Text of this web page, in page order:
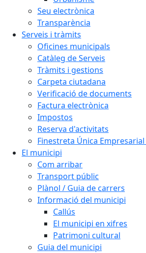
Seu electrònica
Transparència
Serveis i tràmits
Oficines municipals
Catàleg de Serveis
Tràmits i gestions
Carpeta ciutadana
Verificació de documents
Factura electrònica
Impostos
Reserva d'activitats
Finestreta Única Empresarial
El municipi
Com arribar
Transport públic
Plànol / Guia de carrers
Informació del municipi
Callús
El municipi en xifres
Patrimoni cultural
Guia del municipi